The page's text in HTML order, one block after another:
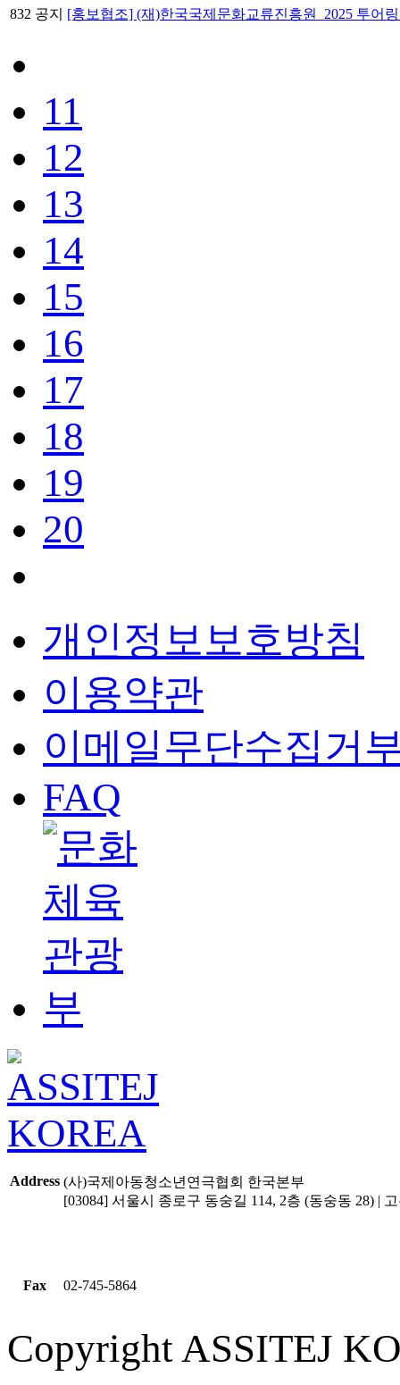
832 공지 [홍보협조] (재)한국국제문화교류진흥원_2025 투어
11
12
13
14
15
16
17
18
19
20
개인정보보호방침
이용약관
이메일무단수집거
FAQ
Address (사)국제아동청소년연극협회 한국본부
[03084] 서울시 종로구 동숭길 114, 2층 (동숭동 28) |
Fax 02-745-5864
Copyright ASSITEJ